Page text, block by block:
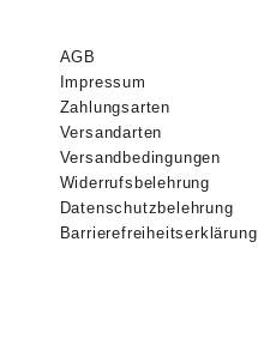
AGB
Impressum
Zahlungsarten
Versandarten
Versandbedingungen
Widerrufsbelehrung
Datenschutzbelehrung
Barrierefreiheitserklärung